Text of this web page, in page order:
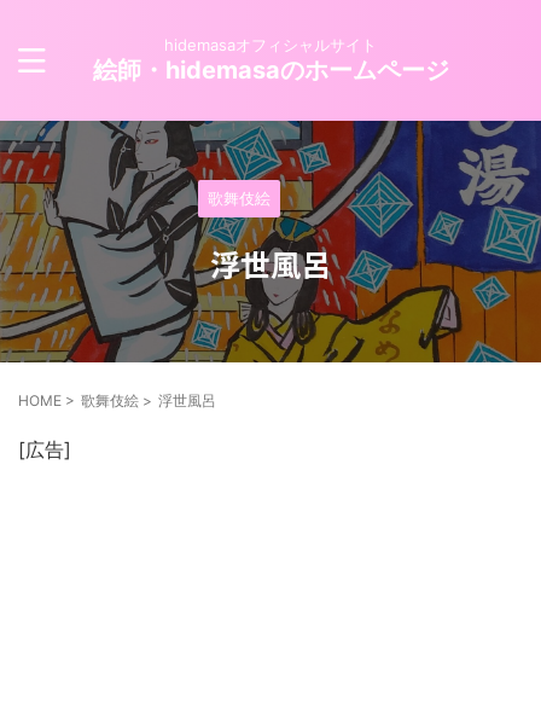
hidemasaオフィシャルサイト
絵師・hidemasaのホームページ
歌舞伎絵
浮世風呂
HOME > 歌舞伎絵 > 浮世風呂
[広告]